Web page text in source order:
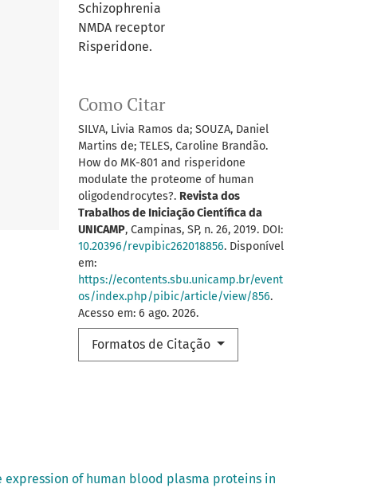
Schizophrenia
NMDA receptor
Risperidone.
Como Citar
SILVA, Livia Ramos da; SOUZA, Daniel
Martins de; TELES, Caroline Brandão.
How do MK-801 and risperidone
modulate the proteome of human
oligodendrocytes?. Revista dos
Trabalhos de Iniciação Científica da
UNICAMP, Campinas, SP, n. 26, 2019. DOI:
10.20396/revpibic262018856. Disponível
em:
https://econtents.sbu.unicamp.br/event
os/index.php/pibic/article/view/856.
Acesso em: 6 ago. 2026.
Formatos de Citação
expression of human blood plasma proteins in